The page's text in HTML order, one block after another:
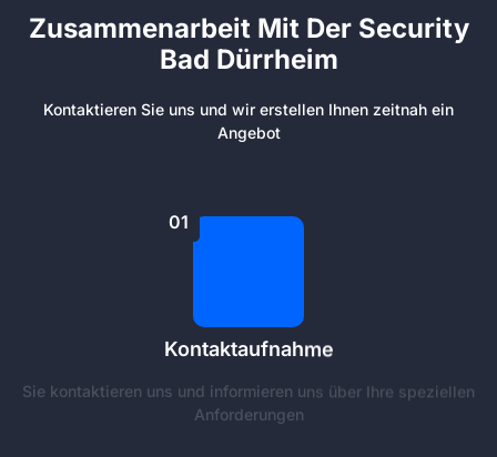
Zusammenarbeit Mit Der Security
Bad Dürrheim
Kontaktieren Sie uns und wir erstellen Ihnen zeitnah ein
Angebot
01
Kontaktaufnahme
Sie kontaktieren uns und informieren uns über Ihre speziellen
Anforderungen